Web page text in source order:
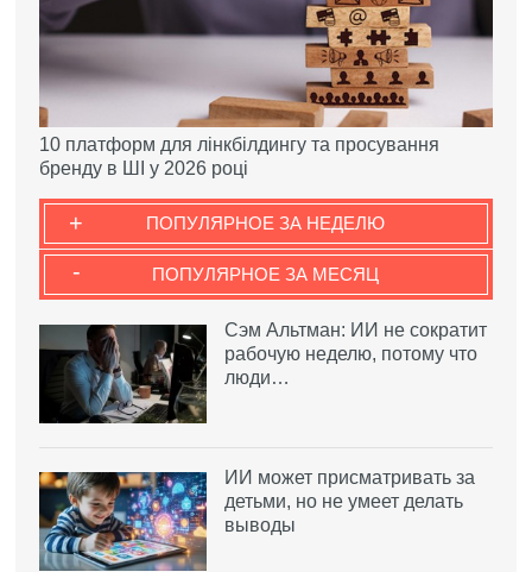
10 платформ для лінкбілдингу та просування
бренду в ШІ у 2026 році
ПОПУЛЯРНОЕ ЗА НЕДЕЛЮ
+
ПОПУЛЯРНОЕ ЗА МЕСЯЦ
-
Сэм Альтман: ИИ не сократит
рабочую неделю, потому что
люди…
ИИ может присматривать за
детьми, но не умеет делать
выводы